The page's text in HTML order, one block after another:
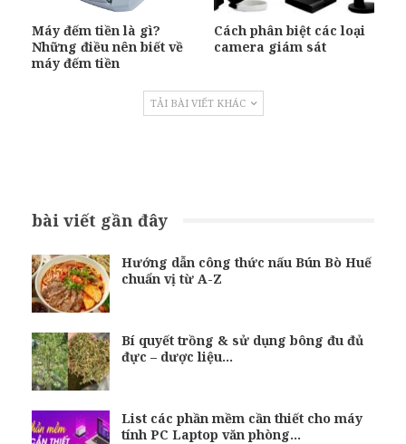
Máy đếm tiền là gì?
Những điều nên biết về
máy đếm tiền
Cách phân biệt các loại
camera giám sát
TẢI BÀI VIẾT KHÁC
bài viết gần đây
Hướng dẫn công thức nấu Bún Bò Huế
chuẩn vị từ A-Z
Bí quyết trồng & sử dụng bông đu đủ
đực – dược liệu…
List các phần mềm cần thiết cho máy
tính PC Laptop văn phòng…